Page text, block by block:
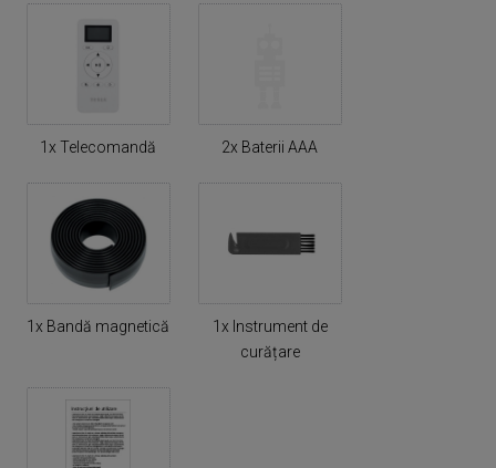
1x Telecomandă 2x Baterii AAA
1x Bandă magnetică
1x Instrument de
curățare